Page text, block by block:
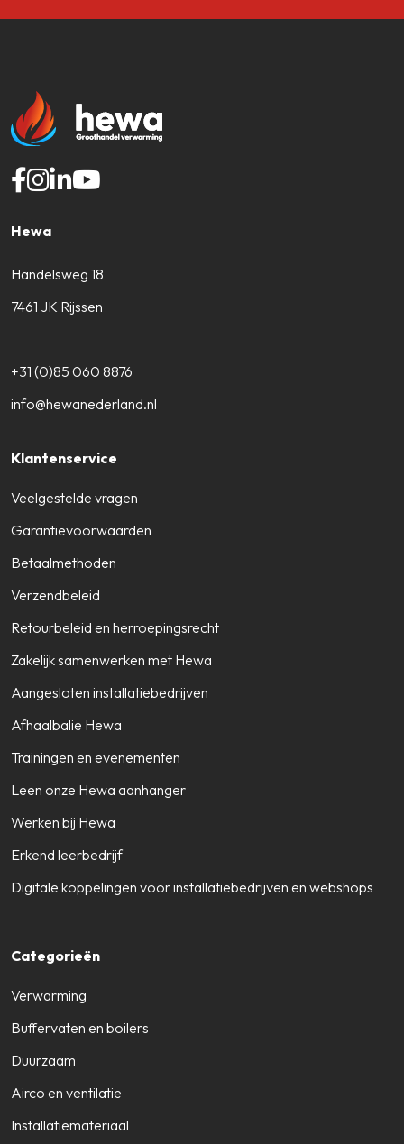
Hewa
Handelsweg 18
7461 JK Rijssen
+31 (0)85 060 8876
info@hewanederland.nl
Klantenservice
Veelgestelde vragen
Garantievoorwaarden
Betaalmethoden
Verzendbeleid
Retourbeleid en herroepingsrecht
Zakelijk samenwerken met Hewa
Aangesloten installatiebedrijven
Afhaalbalie Hewa
Trainingen en evenementen
Leen onze Hewa aanhanger
Werken bij Hewa
Erkend leerbedrijf
Digitale koppelingen voor installatiebedrijven en webshops
Categorieën
Verwarming
Buffervaten en boilers
Duurzaam
Airco en ventilatie
Installatiemateriaal